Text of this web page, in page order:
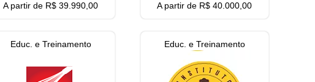
A partir de R$ 39.990,00 A partir de R$ 40.000,00
Educ. e Treinamento Educ. e Treinamento